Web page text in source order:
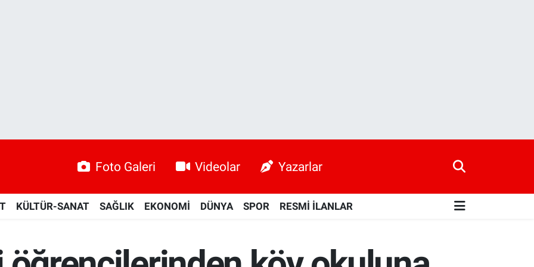
Foto Galeri Videolar Yazarlar
KÜLTÜR-SANAT SAĞLIK EKONOMİ DÜNYA SPOR RESMİ İLANLAR